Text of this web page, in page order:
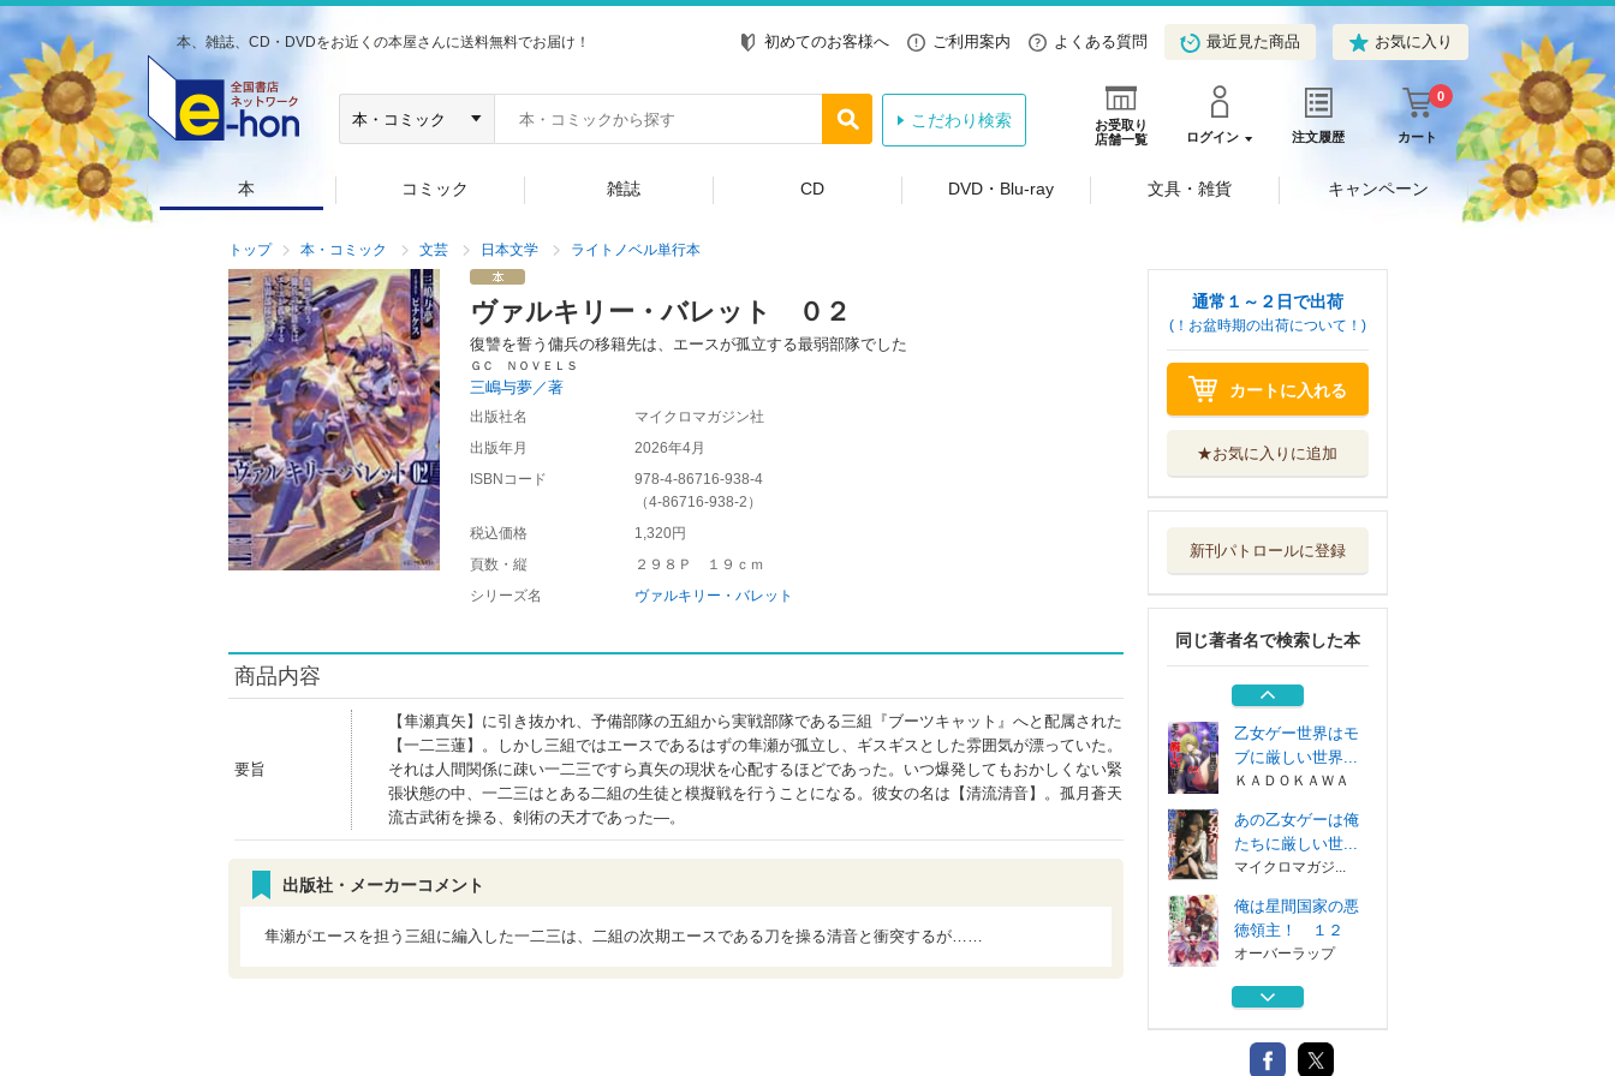
本、雑誌、CD・DVDをお近くの本屋さんに送料無料でお届け！ 初めてのお客様へ ご利用案内 よくある質問 最近見た商品 お気に入り
お受取り
店舗一覧
ログイン 注文履歴 カート
0
こだわり検索
本 コミック 雑誌 CD DVD・Blu-ray 文具・雑貨 キャンペーン
トップ 本・コミック 文芸 日本文学 ライトノベル単行本
ヴァルキリー・バレット ０２
復讐を誓う傭兵の移籍先は、エースが孤立する最弱部隊でした
ＧＣ ＮＯＶＥＬＳ
三嶋与夢／著
出版社名
マイクロマガジン社
出版年月
2026年4月
ISBNコード
978-4-86716-938-4
（4-86716-938-2 ）
税込価格
1,320円
頁数・縦
２９８Ｐ １９ｃｍ
シリーズ名
ヴァルキリー・バレット
商品内容
要旨
【隼瀬真矢】に引き抜かれ、予備部隊の五組から実戦部隊である三組『ブーツキャット』へと配属された
【一二三蓮】。しかし三組ではエースであるはずの隼瀬が孤立し、ギスギスとした雰囲気が漂っていた。
それは人間関係に疎い一二三ですら真矢の現状を心配するほどであった。いつ爆発してもおかしくない緊
張状態の中、一二三はとある二組の生徒と模擬戦を行うことになる。彼女の名は【清流清音】。孤月蒼天
流古武術を操る、剣術の天才であった―。
出版社・メーカーコメント
隼瀬がエースを担う三組に編入した一二三は、二組の次期エースである刀を操る清音と衝突するが……
通常１～２日で出荷
(！お盆時期の出荷について！)
カートに入れる
★お気に入りに追加
新刊パトロールに登録
同じ著者名で検索した本
俺は星間国家の悪
徳領主！ １２
セブンス ４
俺は星間国家の悪
徳領主！ １－...
オーバーラップ
乙女ゲー世界はモ
ブに厳しい世界...
ＫＡＤＯＫＡＷＡ
あの乙女ゲーは俺
たちに厳しい世...
マイクロマガジ...
俺は星間国家の悪
徳領主！ １２
オーバーラップ
セブンス ４